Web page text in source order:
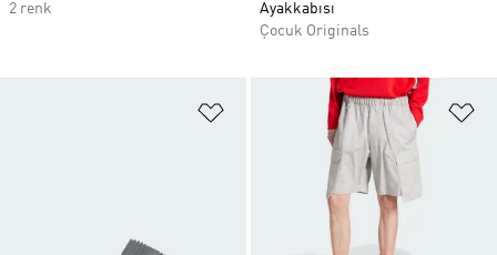
2 renk
Ayakkabısı
Çocuk Originals
Favori Listesine Ekle